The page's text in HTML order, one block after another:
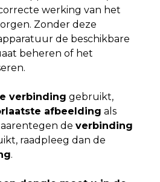
werking van het
Zonder deze
de beschikbare
beheren of het
verbinding gebruikt,
afbeelding als
de verbinding
raadpleeg dan de
.